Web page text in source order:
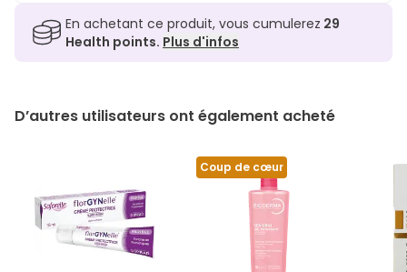
En achetant ce produit, vous cumulerez 29
Health points. Plus d'infos
D’autres utilisateurs ont également acheté
Coup de cœur